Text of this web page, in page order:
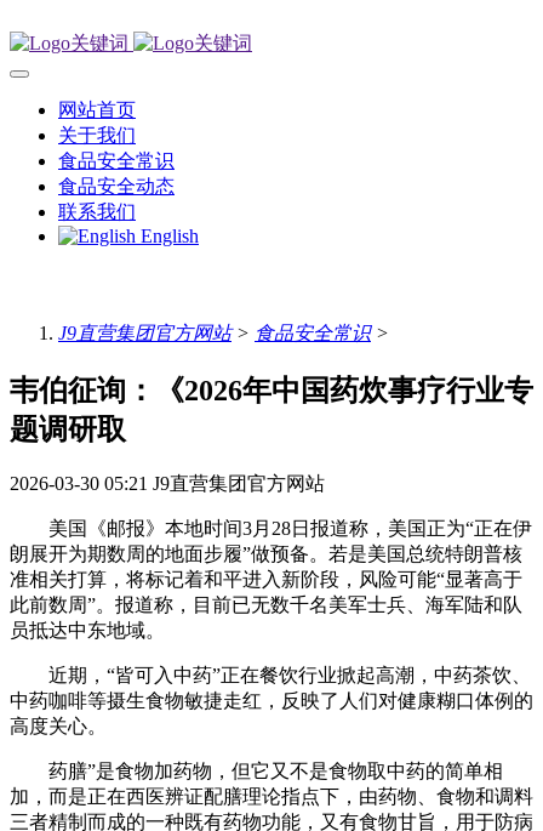
网站首页
关于我们
食品安全常识
食品安全动态
联系我们
English
J9直营集团官方网站> 食品安全常识>
韦伯征询：《2026年中国药炊事疗行业专
题调研取
2026-03-30 05:21 J9直营集团官方网站
美国《邮报》本地时间3月28日报道称，美国正为“正在伊
朗展开为期数周的地面步履”做预备。若是美国总统特朗普核
准相关打算，将标记着和平进入新阶段，风险可能“显著高于
此前数周”。报道称，目前已无数千名美军士兵、海军陆和队
员抵达中东地域。
近期，“皆可入中药”正在餐饮行业掀起高潮，中药茶饮、
中药咖啡等摄生食物敏捷走红，反映了人们对健康糊口体例的
高度关心。
药膳”是食物加药物，但它又不是食物取中药的简单相
加，而是正在西医辨证配膳理论指点下，由药物、食物和调料
三者精制而成的一种既有药物功能，又有食物甘旨，用于防病